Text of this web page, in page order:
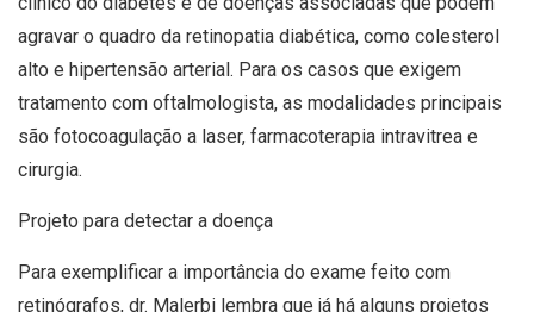
agravar o quadro da retinopatia diabética, como colesterol
alto e hipertensão arterial. Para os casos que exigem
tratamento com oftalmologista, as modalidades principais
são fotocoagulação a laser, farmacoterapia intravitrea e
cirurgia.
Projeto para detectar a doença
Para exemplificar a importância do exame feito com
retinógrafos, dr. Malerbi lembra que já há alguns projetos